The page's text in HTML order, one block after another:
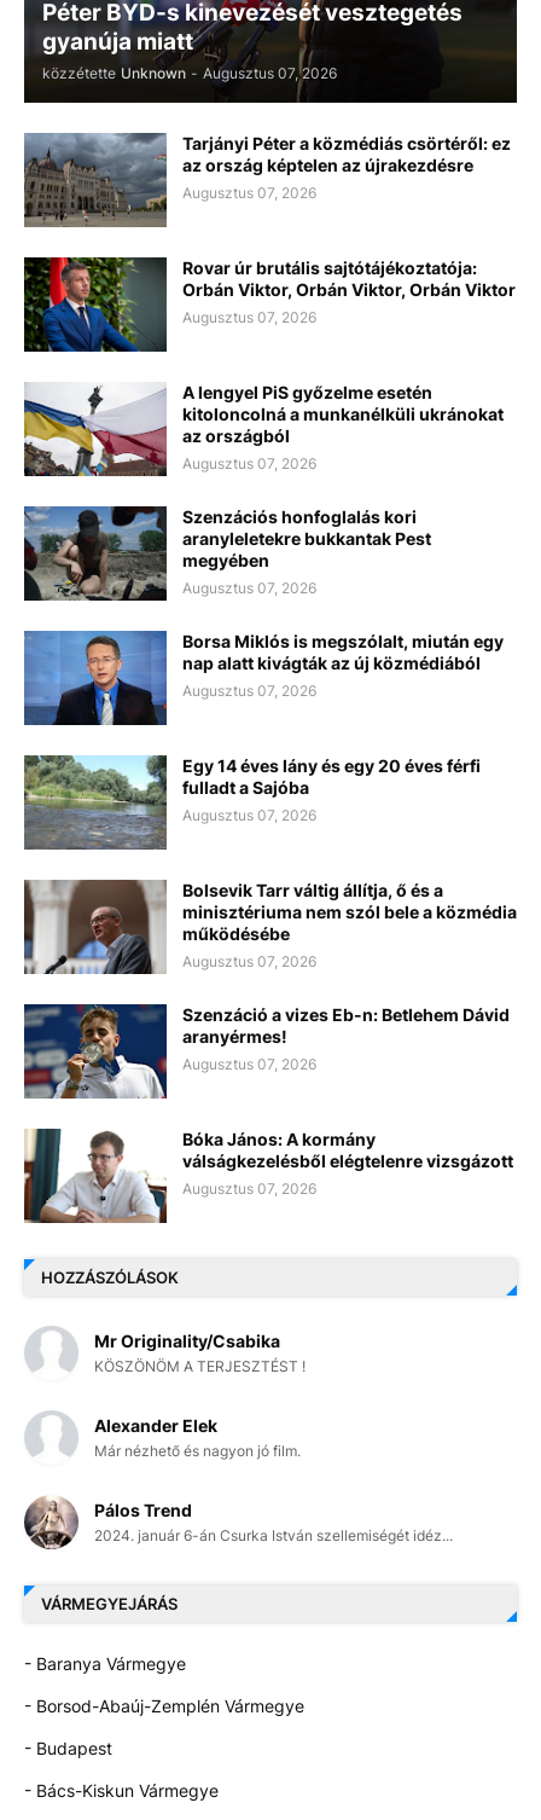
Péter BYD-s kinevezését vesztegetés
gyanúja miatt
közzétette Unknown - Augusztus 07, 2026
Tarjányi Péter a közmédiás csörtéről: ez
az ország képtelen az újrakezdésre
Augusztus 07, 2026
Rovar úr brutális sajtótájékoztatója:
Orbán Viktor, Orbán Viktor, Orbán Viktor
Augusztus 07, 2026
A lengyel PiS győzelme esetén
kitoloncolná a munkanélküli ukránokat
az országból
Augusztus 07, 2026
Szenzációs honfoglalás kori
aranyleletekre bukkantak Pest
megyében
Augusztus 07, 2026
Borsa Miklós is megszólalt, miután egy
nap alatt kivágták az új közmédiából
Augusztus 07, 2026
Egy 14 éves lány és egy 20 éves férfi
fulladt a Sajóba
Augusztus 07, 2026
Bolsevik Tarr váltig állítja, ő és a
minisztériuma nem szól bele a közmédia
működésébe
Augusztus 07, 2026
Szenzáció a vizes Eb-n: Betlehem Dávid
aranyérmes!
Augusztus 07, 2026
Bóka János: A kormány
válságkezelésből elégtelenre vizsgázott
Augusztus 07, 2026
HOZZÁSZÓLÁSOK
Mr Originality/Csabika
KÖSZÖNÖM A TERJESZTÉST !
Alexander Elek
Már nézhető és nagyon jó film.
Pálos Trend
2024. január 6-án Csurka István szellemiségét idéz...
VÁRMEGYEJÁRÁS
- Baranya Vármegye
- Borsod-Abaúj-Zemplén Vármegye
- Budapest
- Bács-Kiskun Vármegye